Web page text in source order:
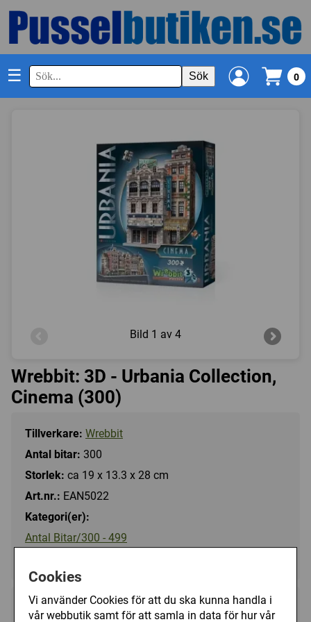
Cookies
Vi använder Cookies för att du ska kunna handla i
vår webbutik samt för att samla in data för hur vår
☰ Sök 0
Bild 1 av 4
Wrebbit: 3D - Urbania Collection,
Cinema (300)
Tillverkare: Wrebbit
Antal bitar: 300
Storlek: ca 19 x 13.3 x 28 cm
Art.nr.: EAN5022
Kategori(er):
Antal Bitar/300 - 499
249 kr